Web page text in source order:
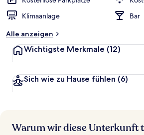
Klimaanlage
Bar
Alle anzeigen
Wichtigste Merkmale (12)
Sich wie zu Hause fühlen (6)
Warum wir diese Unterkunft